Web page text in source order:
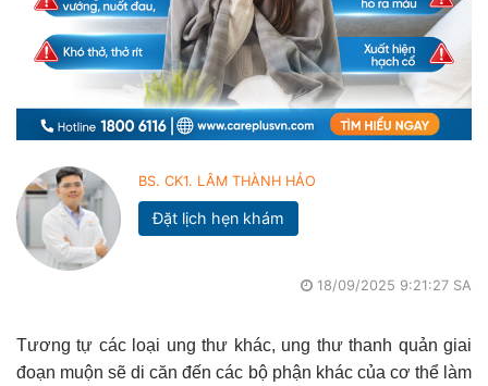
BS. CK1. LÂM THÀNH HẢO
Đặt lịch hẹn khám
18/09/2025 9:21:27 SA
Tương tự các loại ung thư khác, ung thư thanh quản giai
đoạn muộn sẽ di căn đến các bộ phận khác của cơ thể làm